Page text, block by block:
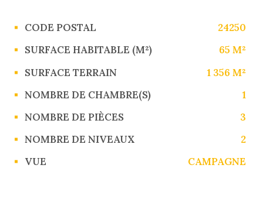
Caractérisque Valeurs
CODE POSTAL
24250
SURFACE HABITABLE (M²)
65 M²
SURFACE TERRAIN
1 356 M²
NOMBRE DE CHAMBRE(S)
1
NOMBRE DE PIÈCES
3
NOMBRE DE NIVEAUX
2
VUE
CAMPAGNE